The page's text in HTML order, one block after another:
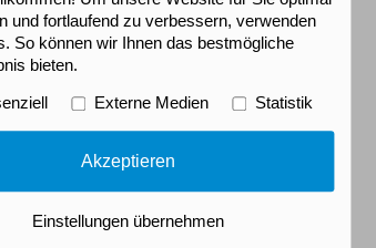
Psychotherapie
und fortlaufend zu verbessern, verwenden
So können wir Ihnen das bestmögliche
bieten.
Externe Medien Statistik
Akzeptieren
Einstellungen übernehmen